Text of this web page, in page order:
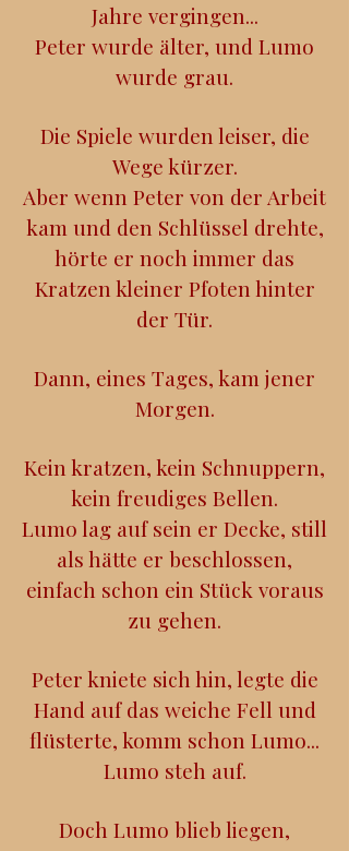
Jahre vergingen...
Peter wurde älter, und Lumo
wurde grau.
Die Spiele wurden leiser, die
Wege kürzer.
Aber wenn Peter von der Arbeit
kam und den Schlüssel drehte,
hörte er noch immer das
Kratzen kleiner Pfoten hinter
der Tür.
Dann, eines Tages, kam jener
Morgen.
Kein kratzen, kein Schnuppern,
kein freudiges Bellen.
Lumo lag auf sein er Decke, still
als hätte er beschlossen,
einfach schon ein Stück voraus
zu gehen.
Peter kniete sich hin, legte die
Hand auf das weiche Fell und
flüsterte, komm schon Lumo...
Lumo steh auf.
Doch Lumo blieb liegen,